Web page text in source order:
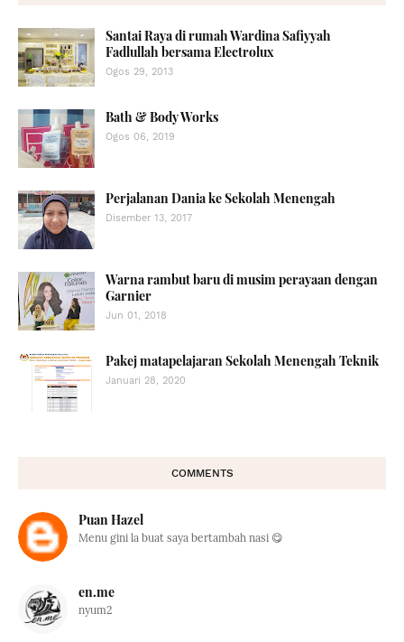
Santai Raya di rumah Wardina Safiyyah
Fadlullah bersama Electrolux
Ogos 29, 2013
Bath & Body Works
Ogos 06, 2019
Perjalanan Dania ke Sekolah Menengah
Disember 13, 2017
Warna rambut baru di musim perayaan dengan
Garnier
Jun 01, 2018
Pakej matapelajaran Sekolah Menengah Teknik
Januari 28, 2020
COMMENTS
Puan Hazel
Menu gini la buat saya bertambah nasi 😋
en.me
nyum2